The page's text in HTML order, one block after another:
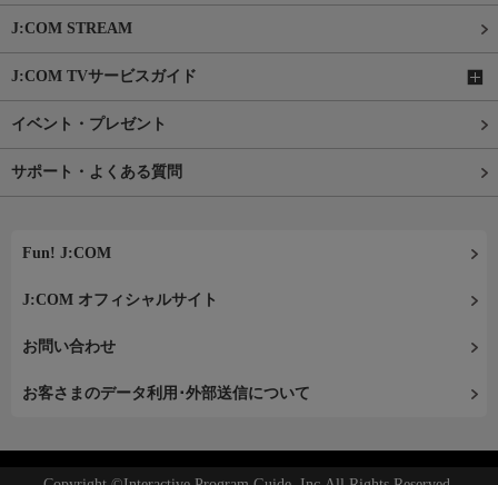
J:COM STREAM
J:COM TVサービスガイド
イベント・プレゼント
サポート・よくある質問
Fun! J:COM
J:COM オフィシャルサイト
お問い合わせ
お客さまのデータ利用･外部送信について